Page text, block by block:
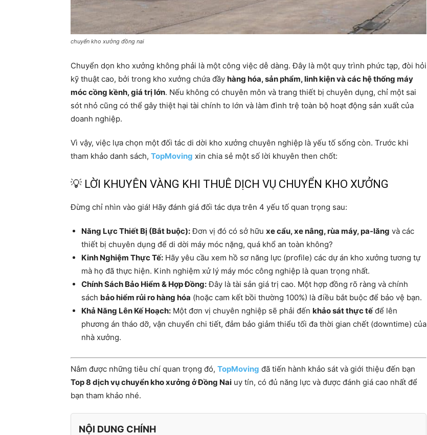
chuyển kho xưởng đồng nai
Chuyển dọn kho xưởng không phải là một công việc dễ dàng. Đây là một quy trình phức tạp, đòi hỏi
kỹ thuật cao, bởi trong kho xưởng chứa đầy hàng hóa, sản phẩm, linh kiện và các hệ thống máy
móc cồng kềnh, giá trị lớn. Nếu không có chuyên môn và trang thiết bị chuyên dụng, chỉ một sai
sót nhỏ cũng có thể gây thiệt hại tài chính to lớn và làm đình trệ toàn bộ hoạt động sản xuất của
doanh nghiệp.
Vì vậy, việc lựa chọn một đối tác di dời kho xưởng chuyên nghiệp là yếu tố sống còn. Trước khi
tham khảo danh sách, TopMoving xin chia sẻ một số lời khuyên then chốt:
💡 LỜI KHUYÊN VÀNG KHI THUÊ DỊCH VỤ CHUYỂN KHO XƯỞNG
Đừng chỉ nhìn vào giá! Hãy đánh giá đối tác dựa trên 4 yếu tố quan trọng sau:
Năng Lực Thiết Bị (Bắt buộc):Đơn vị đó có sở hữu xe cẩu, xe nâng, rùa máy, pa-lăng và các
thiết bị chuyên dụng để di dời máy móc nặng, quá khổ an toàn không?
Kinh Nghiệm Thực Tế: Hãy yêu cầu xem hồ sơ năng lực (profile) các dự án kho xưởng tương tự
mà họ đã thực hiện. Kinh nghiệm xử lý máy móc công nghiệp là quan trọng nhất.
Chính Sách Bảo Hiểm & Hợp Đồng:Đây là tài sản giá trị cao. Một hợp đồng rõ ràng và chính
sách bảo hiểm rủi ro hàng hóa (hoặc cam kết bồi thường 100%) là điều bắt buộc để bảo vệ bạn.
Khả Năng Lên Kế Hoạch: Một đơn vị chuyên nghiệp sẽ phải đến khảo sát thực tếđể lên
phương án tháo dỡ, vận chuyển chi tiết, đảm bảo giảm thiểu tối đa thời gian chết (downtime) của
nhà xưởng.
Nắm được những tiêu chí quan trọng đó, TopMoving đã tiến hành khảo sát và giới thiệu đến bạn
Top 8 dịch vụ chuyển kho xưởng ở Đồng Nai uy tín, có đủ năng lực và được đánh giá cao nhất để
bạn tham khảo nhé.
NỘI DUNG CHÍNH